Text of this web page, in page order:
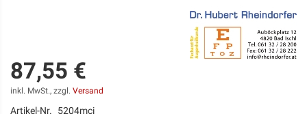
87,55 €
inkl. MwSt., zzgl. Versand
Artikel-Nr. 5204mci